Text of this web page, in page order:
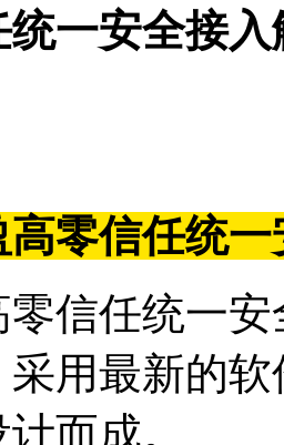
一安全接
高零信任统
信任统一
用最新的
而成。